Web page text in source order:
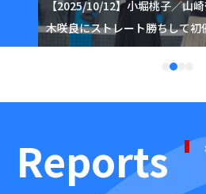
【2025/10/12】小堀桃子／山
木咲良にストレート勝ちして初
1
Reports